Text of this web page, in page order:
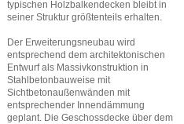
typischen Holzbalkendecken bleibt in
seiner Struktur größtenteils erhalten.
Der Erweiterungsneubau wird
entsprechend dem architektonischen
Entwurf als Massivkonstruktion in
Stahlbetonbauweise mit
Sichtbetonaußenwänden mit
entsprechender Innendämmung
geplant. Die Geschossdecke über dem